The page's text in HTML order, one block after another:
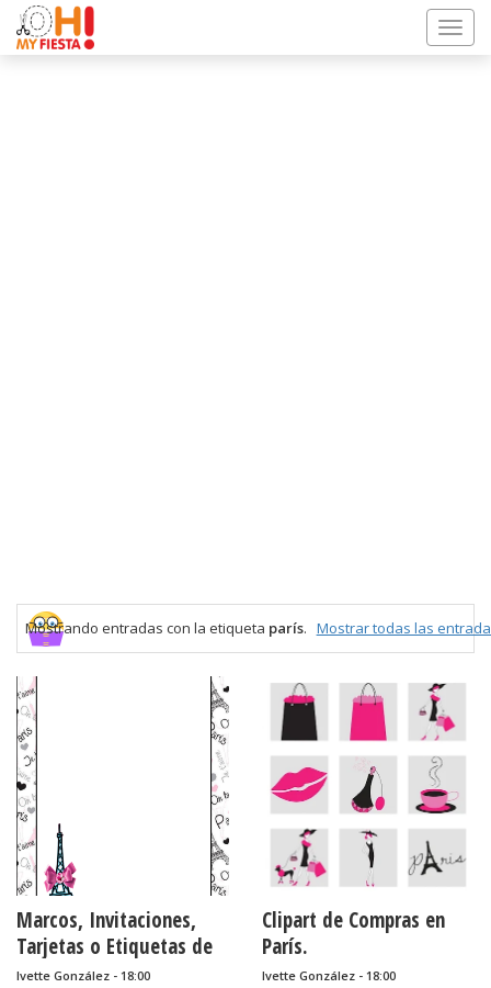
Mostrando entradas con la etiqueta parís. Mostrar todas las
Marcos, Invitaciones,
Tarjetas o Etiquetas de
Fiesta de París para
Ivette González - 18:00
Clipart de Compras en
París.
Ivette González - 18:00